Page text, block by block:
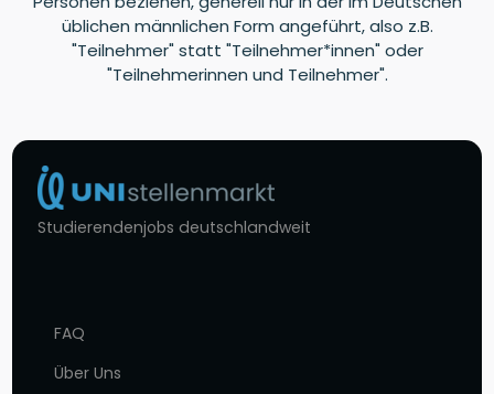
üblichen männlichen Form angeführt, also z.B.
"Teilnehmer" statt "Teilnehmer*innen" oder
"Teilnehmerinnen und Teilnehmer".
Studierendenjobs deutschlandweit
FAQ
Über Uns